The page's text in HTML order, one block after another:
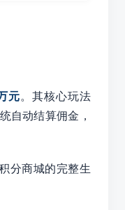
元。其核心玩法
自动结算佣金，
分商城的完整生